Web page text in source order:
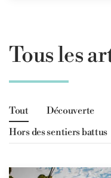
Tous les
Tout Découverte
Hors des sentiers battus